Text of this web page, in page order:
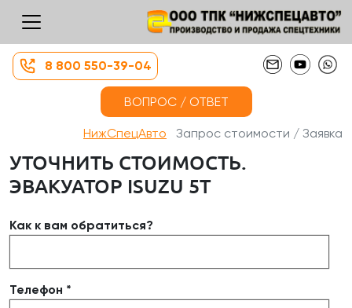
8 800 550-39-04
ВОПРОС / ОТВЕТ
НижСпецАвто Запрос стоимости / Заявка
УТОЧНИТЬ СТОИМОСТЬ.
ЭВАКУАТОР ISUZU 5Т
Как к вам обратиться?
Телефон *